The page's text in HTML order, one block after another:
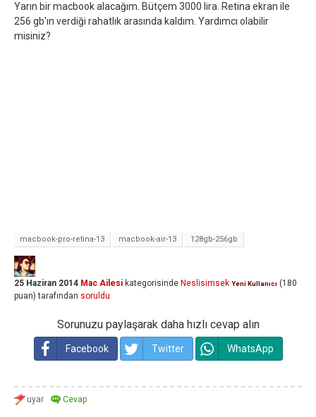
Yarın bir macbook alacağım. Bütçem 3000 lira. Retina ekran ile
256 gb'ın verdiği rahatlık arasında kaldım. Yardımcı olabilir
misiniz?
macbook-pro-retina-13 macbook-air-13 128gb-256gb
25 Haziran 2014 Mac Ailesi kategorisinde Neslisimsek Yeni Kullanıcı (180
puan) tarafından soruldu
Sorunuzu paylaşarak daha hızlı cevap alın
Facebook Twitter WhatsApp